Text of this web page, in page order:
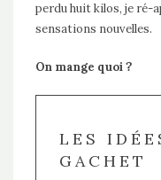
perdu huit kilos, je ré-
sensations nouvelles.
On mange quoi ?
LES
GACHET